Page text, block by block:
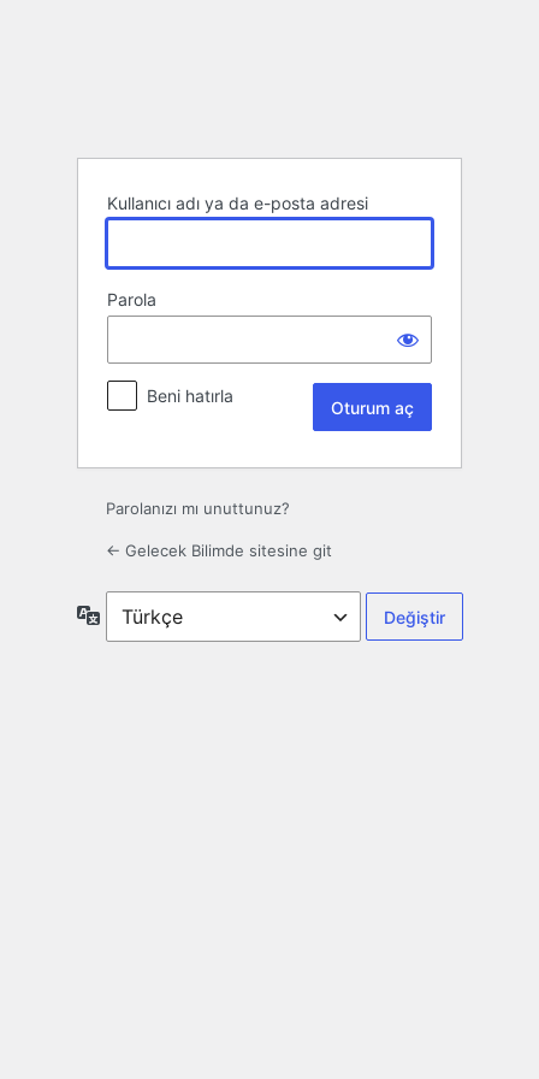
Kullanıcı adı ya da e-posta adresi
Parola
Beni hatırla
Parolanızı mı unuttunuz?
← Gelecek Bilimde sitesine git
Dil